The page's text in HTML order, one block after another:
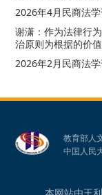
2026年4月民商法
谢潇：作为法律行
治原则为根据的价
2026年2月民商法
教育部人
中国人民